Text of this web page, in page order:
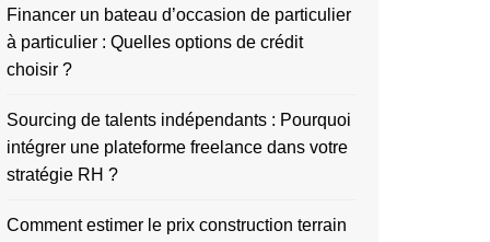
Financer un bateau d’occasion de particulier
à particulier : Quelles options de crédit
choisir ?
Sourcing de talents indépendants : Pourquoi
intégrer une plateforme freelance dans votre
stratégie RH ?
Comment estimer le prix construction terrain